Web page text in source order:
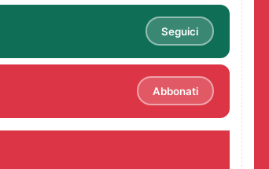
Seguici
Abbonati